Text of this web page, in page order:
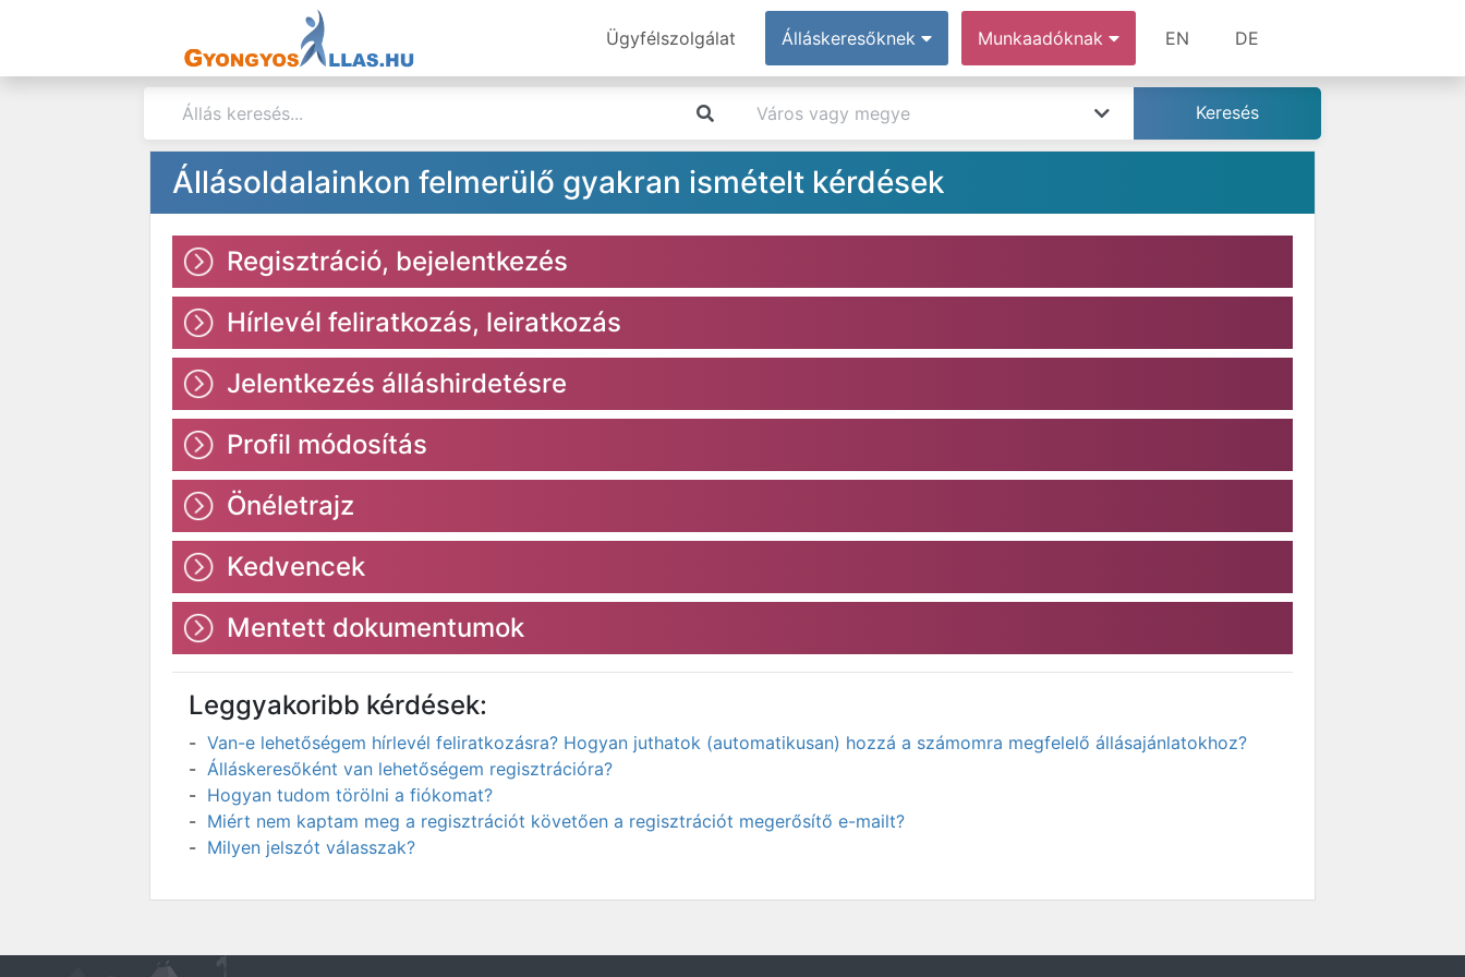
Ügyfélszolgálat Álláskeresőknek Munkaadóknak EN DE
Állásoldalainkon felmerülő gyakran ismételt kérdések
Regisztráció, bejelentkezés
Hírlevél feliratkozás, leiratkozás
Jelentkezés álláshirdetésre
Profil módosítás
Önéletrajz
Kedvencek
Mentett dokumentumok
Leggyakoribb kérdések:
Van-e lehetőségem hírlevél feliratkozásra? Hogyan juthatok (automatikusan) hozzá a számomra megfelelő állásajánlatokhoz?
Álláskeresőként van lehetőségem regisztrációra?
Hogyan tudom törölni a fiókomat?
Miért nem kaptam meg a regisztrációt követően a regisztrációt megerősítő e-mailt?
Milyen jelszót válasszak?